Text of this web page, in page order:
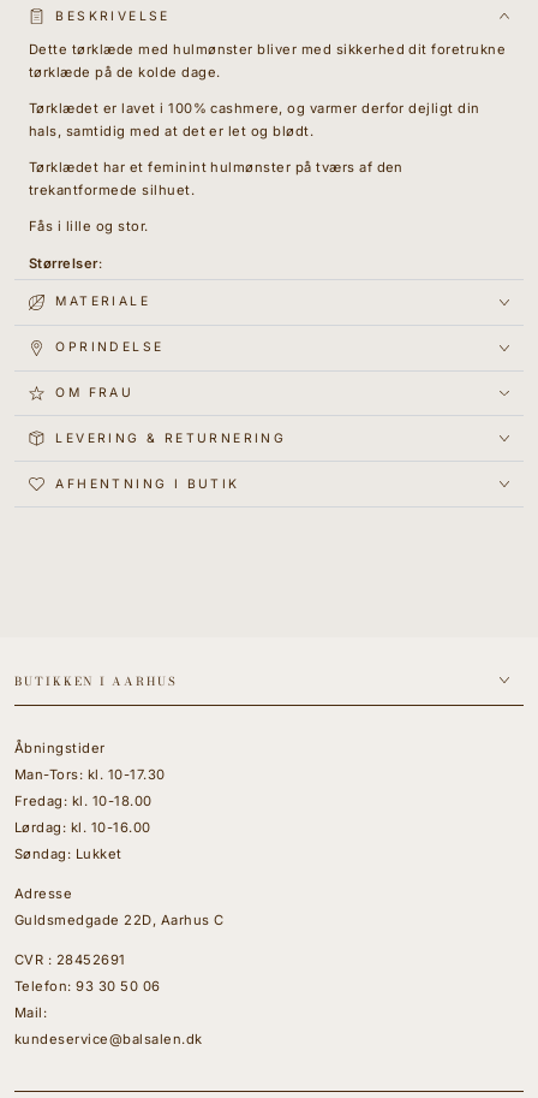
BESKRIVELSE
Dette tørklæde med hulmønster bliver med sikkerhed dit foretrukne
tørklæde på de kolde dage.
Tørklædet er lavet i 100% cashmere, og varmer derfor dejligt din
hals, samtidig med at det er let og blødt.
Tørklædet har et feminint hulmønster på tværs af den
trekantformede silhuet.
Fås i lille og stor.
Størrelser:
Small: Måler ca. 50 x 50 x 80 cm
Large: Måler ca. 100 x 100 x 160 cm
MATERIALE
OPRINDELSE
OM FRAU
LEVERING & RETURNERING
AFHENTNING I BUTIK
BUTIKKEN I AARHUS
Åbningstider
Man-Tors: kl. 10-17.30
Fredag: kl. 10-18.00
Lørdag: kl. 10-16.00
Søndag: Lukket
Adresse
Guldsmedgade 22D, Aarhus C
CVR : 28452691
Telefon:93 30 50 06
Mail:
kundeservice@balsalen.dk